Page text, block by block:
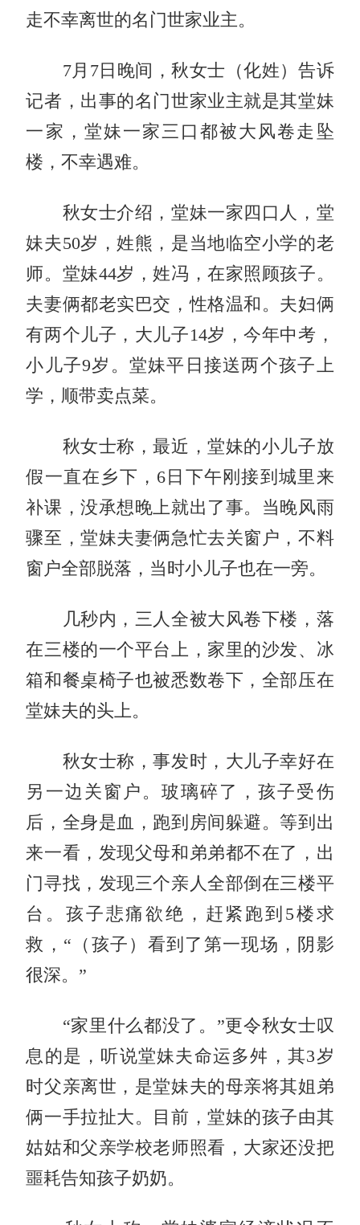
走不幸离世的名门世家业主。
7月7日晚间，秋女士（化姓）告诉
记者，出事的名门世家业主就是其堂妹
一家，堂妹一家三口都被大风卷走坠
楼，不幸遇难。
秋女士介绍，堂妹一家四口人，堂
妹夫50岁，姓熊，是当地临空小学的老
师。堂妹44岁，姓冯，在家照顾孩子。
夫妻俩都老实巴交，性格温和。夫妇俩
有两个儿子，大儿子14岁，今年中考，
小儿子9岁。堂妹平日接送两个孩子上
学，顺带卖点菜。
秋女士称，最近，堂妹的小儿子放
假一直在乡下，6日下午刚接到城里来
补课，没承想晚上就出了事。当晚风雨
骤至，堂妹夫妻俩急忙去关窗户，不料
窗户全部脱落，当时小儿子也在一旁。
几秒内，三人全被大风卷下楼，落
在三楼的一个平台上，家里的沙发、冰
箱和餐桌椅子也被悉数卷下，全部压在
堂妹夫的头上。
秋女士称，事发时，大儿子幸好在
另一边关窗户。玻璃碎了，孩子受伤
后，全身是血，跑到房间躲避。等到出
来一看，发现父母和弟弟都不在了，出
门寻找，发现三个亲人全部倒在三楼平
台。孩子悲痛欲绝，赶紧跑到5楼求
救，“（孩子）看到了第一现场，阴影
很深。”
“家里什么都没了。”更令秋女士叹
息的是，听说堂妹夫命运多舛，其3岁
时父亲离世，是堂妹夫的母亲将其姐弟
俩一手拉扯大。目前，堂妹的孩子由其
姑姑和父亲学校老师照看，大家还没把
噩耗告知孩子奶奶。